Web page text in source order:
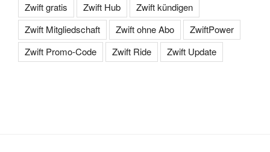
Zwift gratis
Zwift Hub
Zwift kündigen
Zwift Mitgliedschaft
Zwift ohne Abo
ZwiftPower
Zwift Promo-Code
Zwift Ride Zwift Update